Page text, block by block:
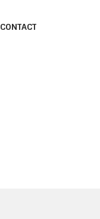
CONTACT